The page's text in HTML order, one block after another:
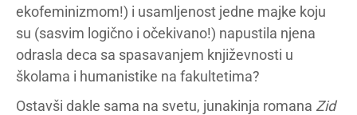
ekofeminizmom!) i usamljenost jedne majke koju
su (sasvim logično i očekivano!) napustila njena
odrasla deca sa spasavanjem književnosti u
školama i humanistike na fakultetima?
Ostavši dakle sama na svetu, junakinja romana Zid